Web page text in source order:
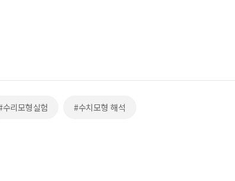
수리모형실험 #수치모형 해석